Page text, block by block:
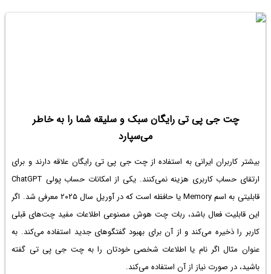
چت جی پی تی رایگان سبک و سلیقه شما را به خاطر
می‌سپارد
بیشتر کاربران ایرانی به استفاده از چت جی پی تی رایگان علاقه دارند و برای
ارتقای حساب کاربری هزینه نمی‌کنند. یکی از امکانات حساب پولی ChatGPT
قابلیتی به اسم Memory یا حافظه است که در آوریل سال ۲۰۲۵ معرفی شد. اگر
این قابلیت فعال باشد، ربات چت هوش مصنوعی اطلاعات مفید چت‌های قبلی
کاربر را ذخیره می‌کند و از آن برای بهبود گفتگوهای جدید استفاده می‌کند. به
عنوان مثال اگر نام یا اطلاعات شخصی خودتان را به چت جی پی تی گفته
باشید، در صورت نیاز از آن استفاده می‌کند.